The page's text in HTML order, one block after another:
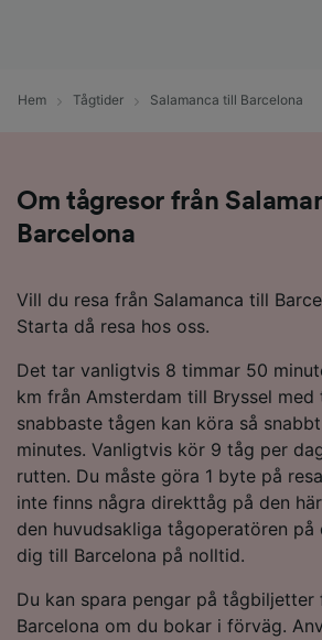
Hem Tågtider Salamanca till Barcelona
Om tågresor från
Barcelona
Vill du resa från Salamanca till
Starta då resa hos oss.
Det tar vanligtvis 8 timmar 50
km från Amsterdam till Bryssel med
snabbaste tågen kan köra så
minutes. Vanligtvis kör 9 tåg per
rutten. Du måste göra 1 byte på
inte finns några direkttåg på den
den huvudsakliga tågoperatören
dig till Barcelona på nolltid.
Du kan spara pengar på tågbiljetter
Barcelona om du bokar i förväg.